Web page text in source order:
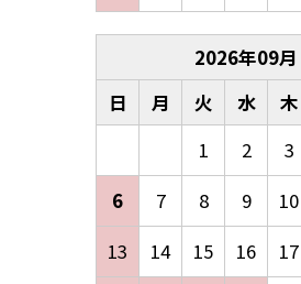
2026年09月
日
月 火 水 木
1
2 3
6
7 8 9 10
13
14 15 16 17